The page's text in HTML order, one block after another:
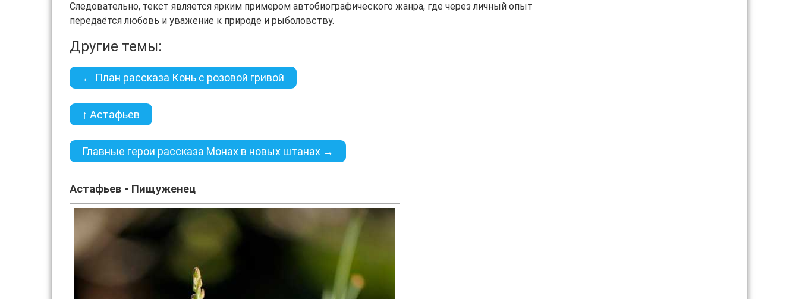
Следовательно, текст является ярким примером автобиографического жанра, где через личный опыт
передаётся любовь и уважение к природе и рыболовству.
Другие темы:
← План рассказа Конь с розовой гривой
↑ Астафьев
Главные герои рассказа Монах в новых штанах →
Астафьев - Пищуженец